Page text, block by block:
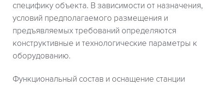
специфику объекта. В зависимости от назначения,
условий предполагаемого размещения и
предъявляемых требований определяются
конструктивные и технологические параметры к
оборудованию.
Функциональный состав и оснащение станции